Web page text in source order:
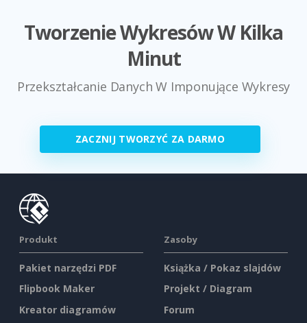
Tworzenie Wykresów W Kilka
Minut
Przekształcanie Danych W Imponujące Wykresy
ZACZNIJ TWORZYĆ ZA DARMO
Produkt
Pakiet narzędzi PDF
Flipbook Maker
Kreator diagramów
Zasoby
Książka / Pokaz slajdów
Projekt / Diagram
Forum